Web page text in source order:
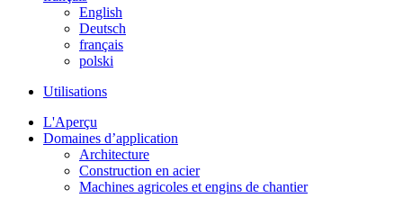
English
Deutsch
français
polski
Utilisations
L'Aperçu
Domaines d’application
Architecture
Construction en acier
Machines agricoles et engins de chantier